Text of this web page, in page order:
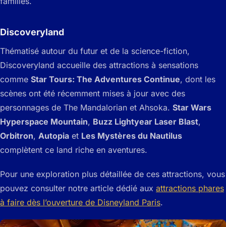
Discoveryland
Thématisé autour du futur et de la science-fiction,
Discoveryland accueille des attractions à sensations
comme Star Tours: The Adventures Continue, dont les
scènes ont été récemment mises à jour avec des
personnages de The Mandalorian et Ahsoka. Star Wars
Hyperspace Mountain, Buzz Lightyear Laser Blast,
Orbitron, Autopia et Les Mystères du Nautilus
complètent ce land riche en aventures.
Pour une exploration plus détaillée de ces attractions, vous
pouvez consulter notre article dédié aux attractions phares
à faire dès l’ouverture de Disneyland Paris.